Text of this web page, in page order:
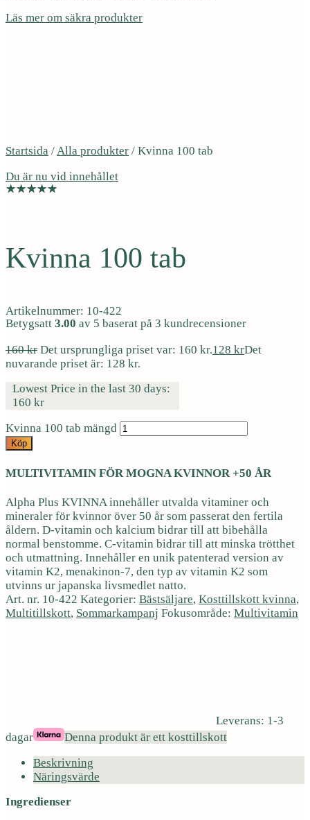
Läs mer om säkra produkter
Startsida / Alla produkter / Kvinna 100 tab
Du är nu vid innehållet
Kvinna 100 tab
Artikelnummer: 10-422
Betygsatt 3.00 av 5 baserat på 3 kundrecensioner
160kr Det ursprungliga priset var: 160 kr.128 krDet
nuvarande priset är: 128 kr.
Lowest Price in the last 30 days:
160 kr
Kvinna 100 tab mängd
Köp
MULTIVITAMIN FÖR MOGNA KVINNOR +50 ÅR
Alpha Plus KVINNA innehåller utvalda vitaminer och
mineraler för kvinnor över 50 år som passerat den fertila
åldern. D-vitamin och kalcium bidrar till att bibehålla
normal benstomme. C-vitamin bidrar till att minska trötthet
och utmattning. Innehåller en unik patenterad version av
vitamin K2, menakinon-7, den typ av vitamin K2 som
utvinns ur japanska livsmedlet natto.
Art. nr. 10-422 Kategorier: Bästsäljare, Kosttillskott kvinna,
Multitillskott, Sommarkampanj Fokusområde: Multivitamin
Leverans: 1-3
dagar
Denna produkt är ett kosttillskott
Beskrivning
Näringsvärde
Ingredienser